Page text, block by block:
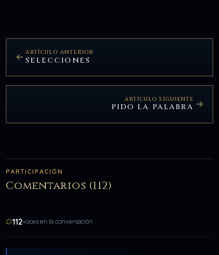
ARTÍCULO ANTERIOR
SELECCIONES
ARTÍCULO SIGUIENTE
PIDO LA PALABRA
PARTICIPACIÓN
Comentarios (112)
112voces en la conversación